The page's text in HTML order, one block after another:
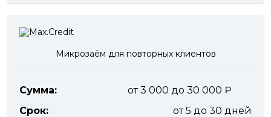
Микрозаём для повторных клиентов
Сумма:
от 3 000 до 30 000
Срок:
от 5 до 30 дней